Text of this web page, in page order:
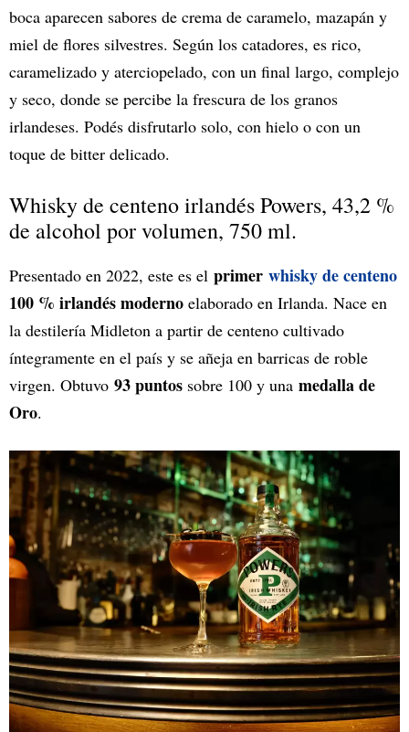
boca aparecen sabores de crema de caramelo, mazapán y
miel de flores silvestres. Según los catadores, es rico,
caramelizado y aterciopelado, con un final largo, complejo
y seco, donde se percibe la frescura de los granos
irlandeses. Podés disfrutarlo solo, con hielo o con un
toque de bitter delicado.
Whisky de centeno irlandés Powers, 43,2 %
de alcohol por volumen, 750 ml.
Presentado en 2022, este es el primer whisky de centeno
100 % irlandés moderno elaborado en Irlanda. Nace en
la destilería Midleton a partir de centeno cultivado
íntegramente en el país y se añeja en barricas de roble
virgen. Obtuvo 93 puntos sobre 100 y una medalla de
Oro.